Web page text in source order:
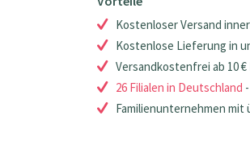
Kostenloser Versand
Kostenlose Lieferung in
Versandkostenfrei ab 10
26 Filialen in Deutschland
Familienunternehmen mit